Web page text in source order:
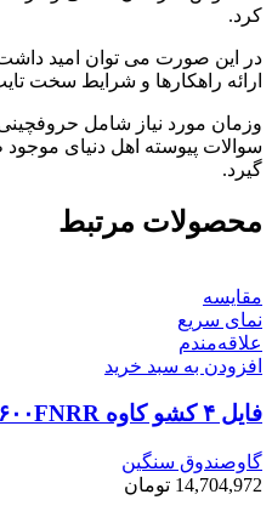
کرد.
در این صورت می توان امید
ارائه راهکارها و شرایط سخت
وزمان مورد نیاز شامل
سوالات پیوسته اهل دنیای
گیرد.
محصولات مرتبط
مقایسه
نمای سریع
علاقه‌مندم
افزودن به سبد خرید
فایل ۴ کشو کاوه ۶۰۰FNRR
گاوصندوق سنگین
14,704,972 تومان